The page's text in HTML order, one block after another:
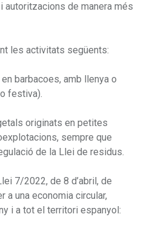
de manera més
les activitats següents:
barbacoes, amb llenya o
festiva).
originats en petites
sempre que
de la Llei de residus.
7/2022, de 8 d’abril, de
una economia circular,
i a tot el territori espanyol: